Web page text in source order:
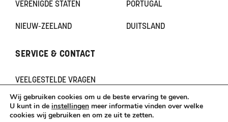
VERENIGDE STATEN PORTUGAL
NIEUW-ZEELAND DUITSLAND
SERVICE & CONTACT
VEELGESTELDE VRAGEN
CONTACT
KLACHTEN
TERUGBETAAL- EN RETOURNERINGSBELEID
Wij gebruiken cookies om u de beste ervaring te geven.
U kunt in de instellingen meer informatie vinden over welke
cookies wij gebruiken en om ze uit te zetten.